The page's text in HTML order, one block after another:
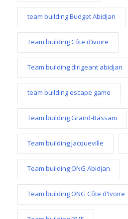
team building Budget Abidjan
Team building Côte d’ivoire
Team building dirigeant abidjan
team building escape game
Team building Grand-Bassam
Team building Jacqueville
Team building ONG Abidjan
Team building ONG Côte d'Ivoire